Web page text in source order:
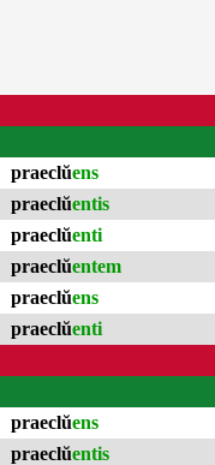
praeclŭens
praeclŭentis
praeclŭenti
praeclŭentem
praeclŭens
praeclŭenti
praeclŭens
praeclŭentis